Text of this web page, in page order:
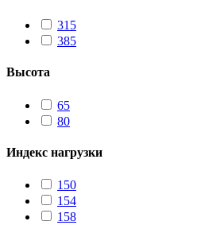
315
385
Высота
65
80
Индекс нагрузки
150
154
158